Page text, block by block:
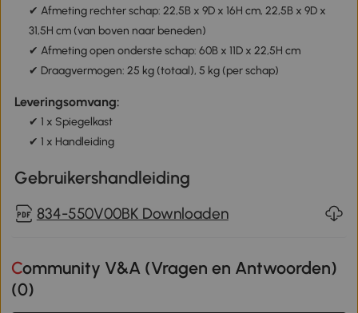
✔ Afmeting rechter schap: 22,5B x 9D x 16H cm, 22,5B x 9D x
31,5H cm (van boven naar beneden)
✔ Afmeting open onderste schap: 60B x 11D x 22,5H cm
✔ Draagvermogen: 25 kg (totaal), 5 kg (per schap)
Leveringsomvang:
✔ 1 x Spiegelkast
✔ 1 x Handleiding
Gebruikershandleiding
834-550V00BK Downloaden
Community V&A (Vragen en Antwoorden)
(0)